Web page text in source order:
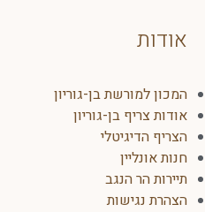
אודות
המכון למורשת בן-גוריון
אודות צריף בן-גוריון
הצריף הדיגיטלי
חנות אונליין
תיירות הר הנגב
הצהרת נגישות